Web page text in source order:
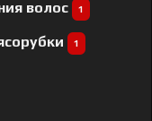
волос 1
1